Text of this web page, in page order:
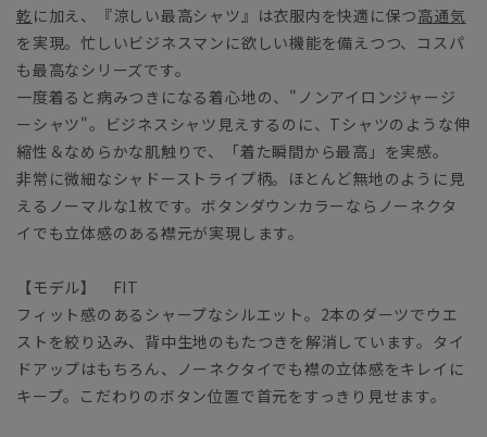
乾 に加え、『涼しい最高シャツ』は衣服内を快適に保つ高通気
を実現。忙しいビジネスマンに欲しい機能を備えつつ、コスパ
も最高なシリーズです。
一度着ると病みつきになる着心地の、"ノンアイロンジャージ
ーシャツ"。ビジネスシャツ見えするのに、Tシャツのような伸
縮性＆なめらかな肌触りで、「着た瞬間から最高」を実感。
非常に微細なシャドーストライプ柄。ほとんど無地のように見
えるノーマルな1枚です。ボタンダウンカラーならノーネクタ
イでも立体感のある襟元が実現します。
【モデル】 FIT
フィット感のあるシャープなシルエット。2本のダーツでウエ
ストを絞り込み、背中生地のもたつきを解消しています。タイ
ドアップはもちろん、ノーネクタイでも襟の立体感をキレイに
キープ。こだわりのボタン位置で首元をすっきり見せます。